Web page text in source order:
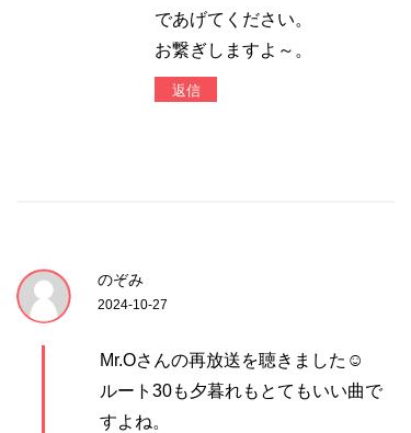
であげてください。
お繋ぎしますよ～。
返信
のぞみ
2024-10-27
Mr.Oさんの再放送を聴きました☺︎
ルート30も夕暮れもとてもいい曲で
すよね。